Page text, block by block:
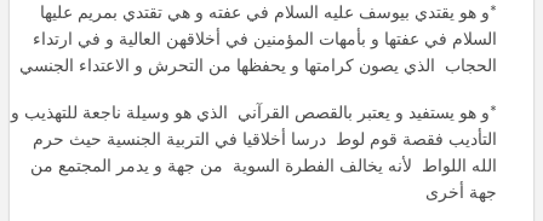
*و هو يقتدي بيوسف عليه السلام في عفته و هي تقتدي بمريم عليها
السلام في عفتها و بأمهات المؤمنين في أخلاقهن العالية و في ارتداء
الحجاب الذي يصون كرامتها و يحفظها من التحرش و الاعتداء الجنسي
*و هو يستفيد و يعتبر بالقصص القرآني الذي هو وسيلة ناجعة للتهذيب و
التأديب فقصة قوم لوط درسا أخلاقيا في التربية الجنسية حيث حرم
الله اللواط لأنه يخالف الفطرة السوية من جهة و يدمر المجتمع من
جهة أخرى